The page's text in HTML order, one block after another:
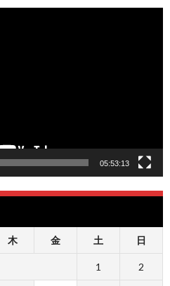
05:53:13
木 金 土 日
1 2